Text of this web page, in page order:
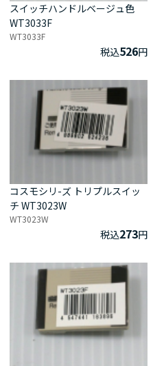
スイッチハンドルベージュ色
WT3033F
WT3033F
税込526円
コスモシリ-ズ トリプルスイッ
チ WT3023W
WT3023W
税込273円